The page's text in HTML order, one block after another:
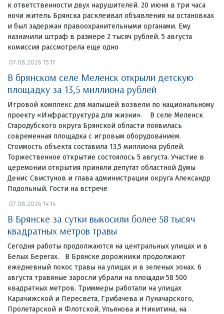
к ответственности двух нарушителей. 20 июня в три часа
ночи житель Брянска расклеивал объявления на остановках
и был задержан правоохранительными органами. Ему
назначили штраф в размере 2 тысяч рублей. 5 августа
комиссия рассмотрела еще одно
07.08.2026 15:17
В брянском селе Меленск открыли детскую
площадку за 13,5 миллиона рублей
Игровой комплекс для малышей возвели по национальному
проекту «Инфраструктура для жизни». В селе Меленск
Стародубского округа Брянской области появилась
современная площадка с игровым оборудованием.
Стоимость объекта составила 13,5 миллиона рублей.
Торжественное открытие состоялось 5 августа. Участие в
церемонии открытия приняли депутат областной Думы
Денис Свистунов и глава администрации округа Александр
Подольный. Гости на встрече
07.08.2026 14:14
В Брянске за сутки выкосили более 58 тысяч
квадратных метров травы
Сегодня работы продолжаются на центральных улицах и в
Белых Берегах. В Брянске дорожники продолжают
ежедневный покос травы на улицах и в зеленых зонах. 6
августа травяные заросли убрали на площади 58 500
квадратных метров. Триммеры работали на улицах
Карачижской и Пересвета, Грибачева и Луначарского,
Пролетарской и Флотской, Ульянова и Никитина, на